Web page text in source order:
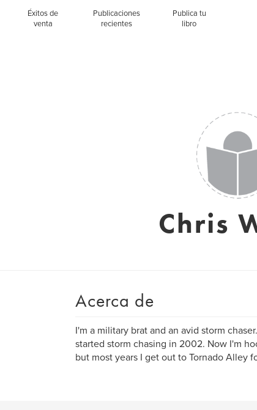
Éxitos de
venta
Publicaciones
recientes
Publica tu
libro
Chris
Acerca de
I'm a military brat and an avid storm
started storm chasing in 2002. Now I'm
but most years I get out to Tornado Alley